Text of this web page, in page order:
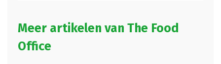
Meer artikelen van The Food
Office